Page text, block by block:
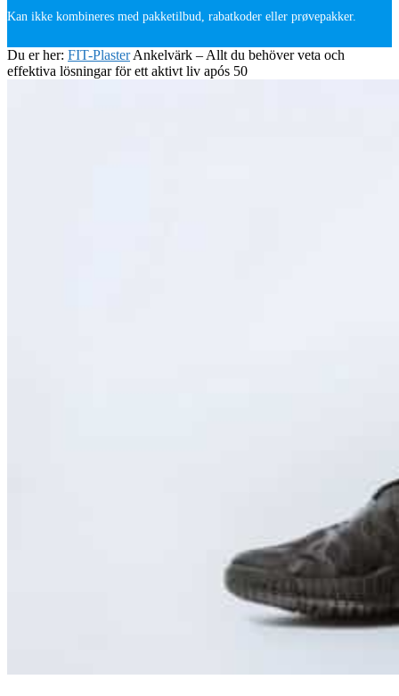
Kan ikke kombineres med pakketilbud, rabatkoder eller prøvepakker.
Du er her: FIT-Plaster Ankelvärk – Allt du behöver veta och
effektiva lösningar för ett aktivt liv após 50